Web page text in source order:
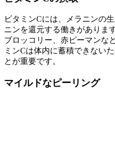
ビタミンCには、メラニンの
ニンを還元する働きがありま
ブロッコリー、赤ピーマンな
ミンCは体内に蓄積できない
とが重要です。
マイルドなピーリング